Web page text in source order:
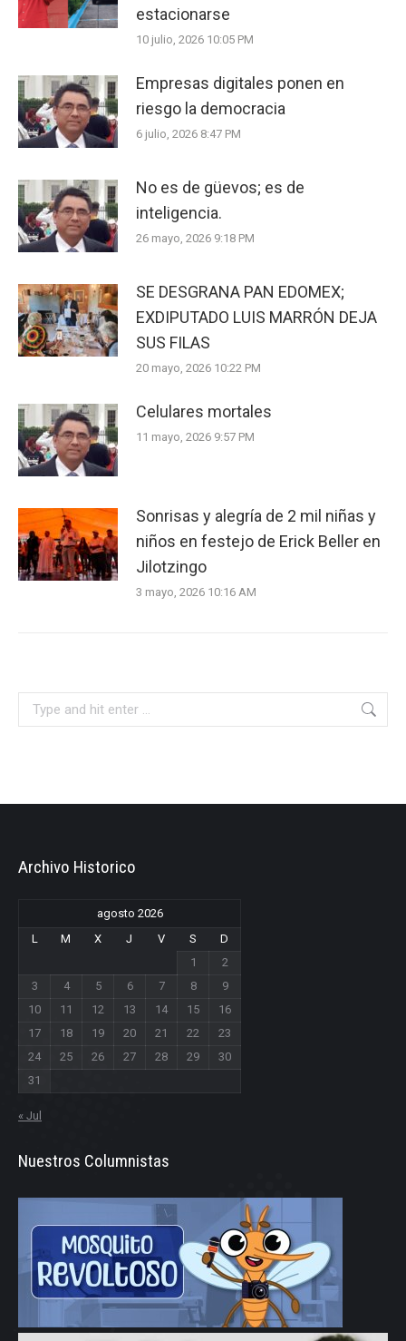
estacionarse
10 julio, 2026 10:05 PM
Empresas digitales ponen en
riesgo la democracia
6 julio, 2026 8:47 PM
No es de güevos; es de
inteligencia.
26 mayo, 2026 9:18 PM
SE DESGRANA PAN EDOMEX;
EXDIPUTADO LUIS MARRÓN DEJA
SUS FILAS
20 mayo, 2026 10:22 PM
Celulares mortales
11 mayo, 2026 9:57 PM
Sonrisas y alegría de 2 mil niñas y
niños en festejo de Erick Beller en
Jilotzingo
3 mayo, 2026 10:16 AM
Archivo Historico
agosto 2026
L
M X J V S
D
1
2
3
4 5 6 7 8
9
10
11 12 13 14 15
16
17
18 19 20 21 22
23
24
25 26 27 28 29
30
31
« Jul
Nuestros Columnistas